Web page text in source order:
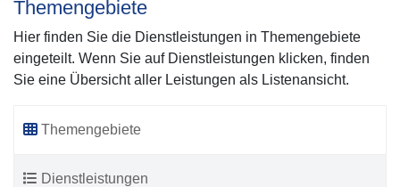
Themengebiete
Hier finden Sie die Dienstleistungen in Themengebiete
eingeteilt. Wenn Sie auf Dienstleistungen klicken, finden
Sie eine Übersicht aller Leistungen als Listenansicht.
Themengebiete
Dienstleistungen